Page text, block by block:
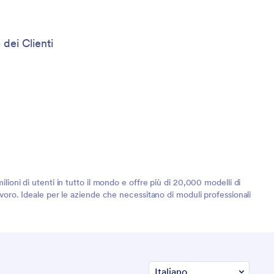
dei Clienti
di utenti in tutto il mondo e offre più di 20,000 modelli di
Ideale per le aziende che necessitano di moduli professionali